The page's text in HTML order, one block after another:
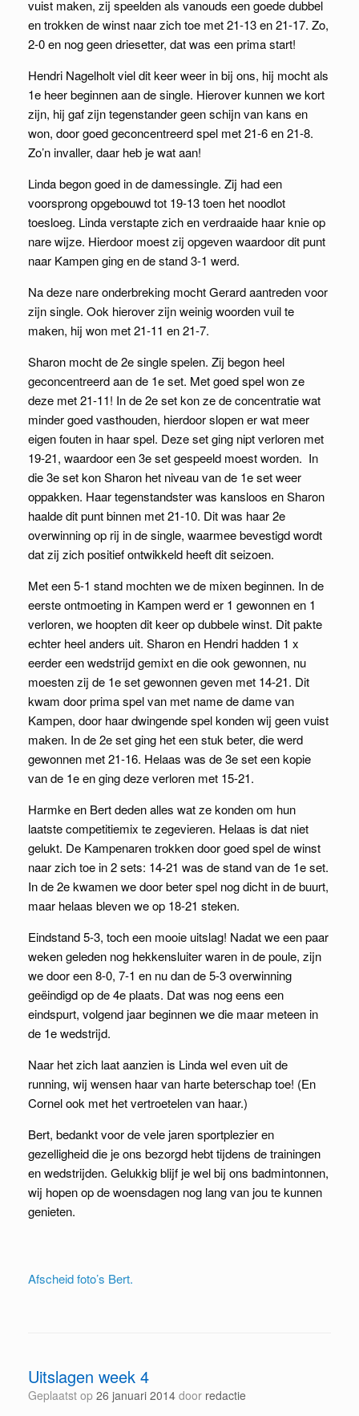
vuist maken, zij speelden als vanouds een goede dubbel
en trokken de winst naar zich toe met 21-13 en 21-17. Zo,
2-0 en nog geen driesetter, dat was een prima start!
Hendri Nagelholt viel dit keer weer in bij ons, hij mocht als
1e heer beginnen aan de single. Hierover kunnen we kort
zijn, hij gaf zijn tegenstander geen schijn van kans en
won, door goed geconcentreerd spel met 21-6 en 21-8.
Zo’n invaller, daar heb je wat aan!
Linda begon goed in de damessingle. Zij had een
voorsprong opgebouwd tot 19-13 toen het noodlot
toesloeg. Linda verstapte zich en verdraaide haar knie op
nare wijze. Hierdoor moest zij opgeven waardoor dit punt
naar Kampen ging en de stand 3-1 werd.
Na deze nare onderbreking mocht Gerard aantreden voor
zijn single. Ook hierover zijn weinig woorden vuil te
maken, hij won met 21-11 en 21-7.
Sharon mocht de 2e single spelen. Zij begon heel
geconcentreerd aan de 1e set. Met goed spel won ze
deze met 21-11! In de 2e set kon ze de concentratie wat
minder goed vasthouden, hierdoor slopen er wat meer
eigen fouten in haar spel. Deze set ging nipt verloren met
19-21, waardoor een 3e set gespeeld moest worden. In
die 3e set kon Sharon het niveau van de 1e set weer
oppakken. Haar tegenstandster was kansloos en Sharon
haalde dit punt binnen met 21-10. Dit was haar 2e
overwinning op rij in de single, waarmee bevestigd wordt
dat zij zich positief ontwikkeld heeft dit seizoen.
Met een 5-1 stand mochten we de mixen beginnen. In de
eerste ontmoeting in Kampen werd er 1 gewonnen en 1
verloren, we hoopten dit keer op dubbele winst. Dit pakte
echter heel anders uit. Sharon en Hendri hadden 1 x
eerder een wedstrijd gemixt en die ook gewonnen, nu
moesten zij de 1e set gewonnen geven met 14-21. Dit
kwam door prima spel van met name de dame van
Kampen, door haar dwingende spel konden wij geen vuist
maken. In de 2e set ging het een stuk beter, die werd
gewonnen met 21-16. Helaas was de 3e set een kopie
van de 1e en ging deze verloren met 15-21.
Harmke en Bert deden alles wat ze konden om hun
laatste competitiemix te zegevieren. Helaas is dat niet
gelukt. De Kampenaren trokken door goed spel de winst
naar zich toe in 2 sets: 14-21 was de stand van de 1e set.
In de 2e kwamen we door beter spel nog dicht in de buurt,
maar helaas bleven we op 18-21 steken.
Eindstand 5-3, toch een mooie uitslag! Nadat we een paar
weken geleden nog hekkensluiter waren in de poule, zijn
we door een 8-0, 7-1 en nu dan de 5-3 overwinning
geëindigd op de 4e plaats. Dat was nog eens een
eindspurt, volgend jaar beginnen we die maar meteen in
de 1e wedstrijd.
Naar het zich laat aanzien is Linda wel even uit de
running, wij wensen haar van harte beterschap toe! (En
Cornel ook met het vertroetelen van haar.)
Bert, bedankt voor de vele jaren sportplezier en
gezelligheid die je ons bezorgd hebt tijdens de trainingen
en wedstrijden. Gelukkig blijf je wel bij ons badmintonnen,
wij hopen op de woensdagen nog lang van jou te kunnen
genieten.
Afscheid foto’s Bert.
Uitslagen week 4
Geplaatst op 26 januari 2014 door redactie